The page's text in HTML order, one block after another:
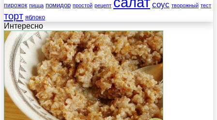
пирожок пицца помидор простой рецепт соус творожный тест
торт яблоко
Интересно